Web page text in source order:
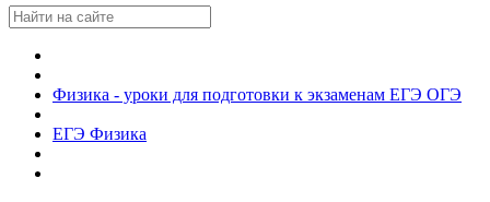
Физика - уроки для подготовки к экзаменам ЕГЭ ОГЭ
ЕГЭ Физика